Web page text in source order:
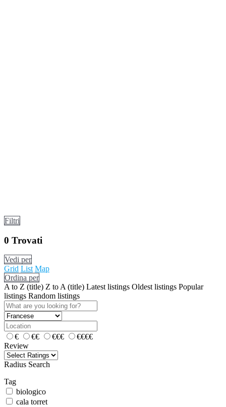
Filtri
0 Trovati
Vedi per
Grid List Map
Ordina per
A to Z (title) Z to A (title) Latest listings Oldest listings Popular
listings Random listings
€ €€ €€€
€€€€
Review
Radius Search
Tag
biologico
cala torret